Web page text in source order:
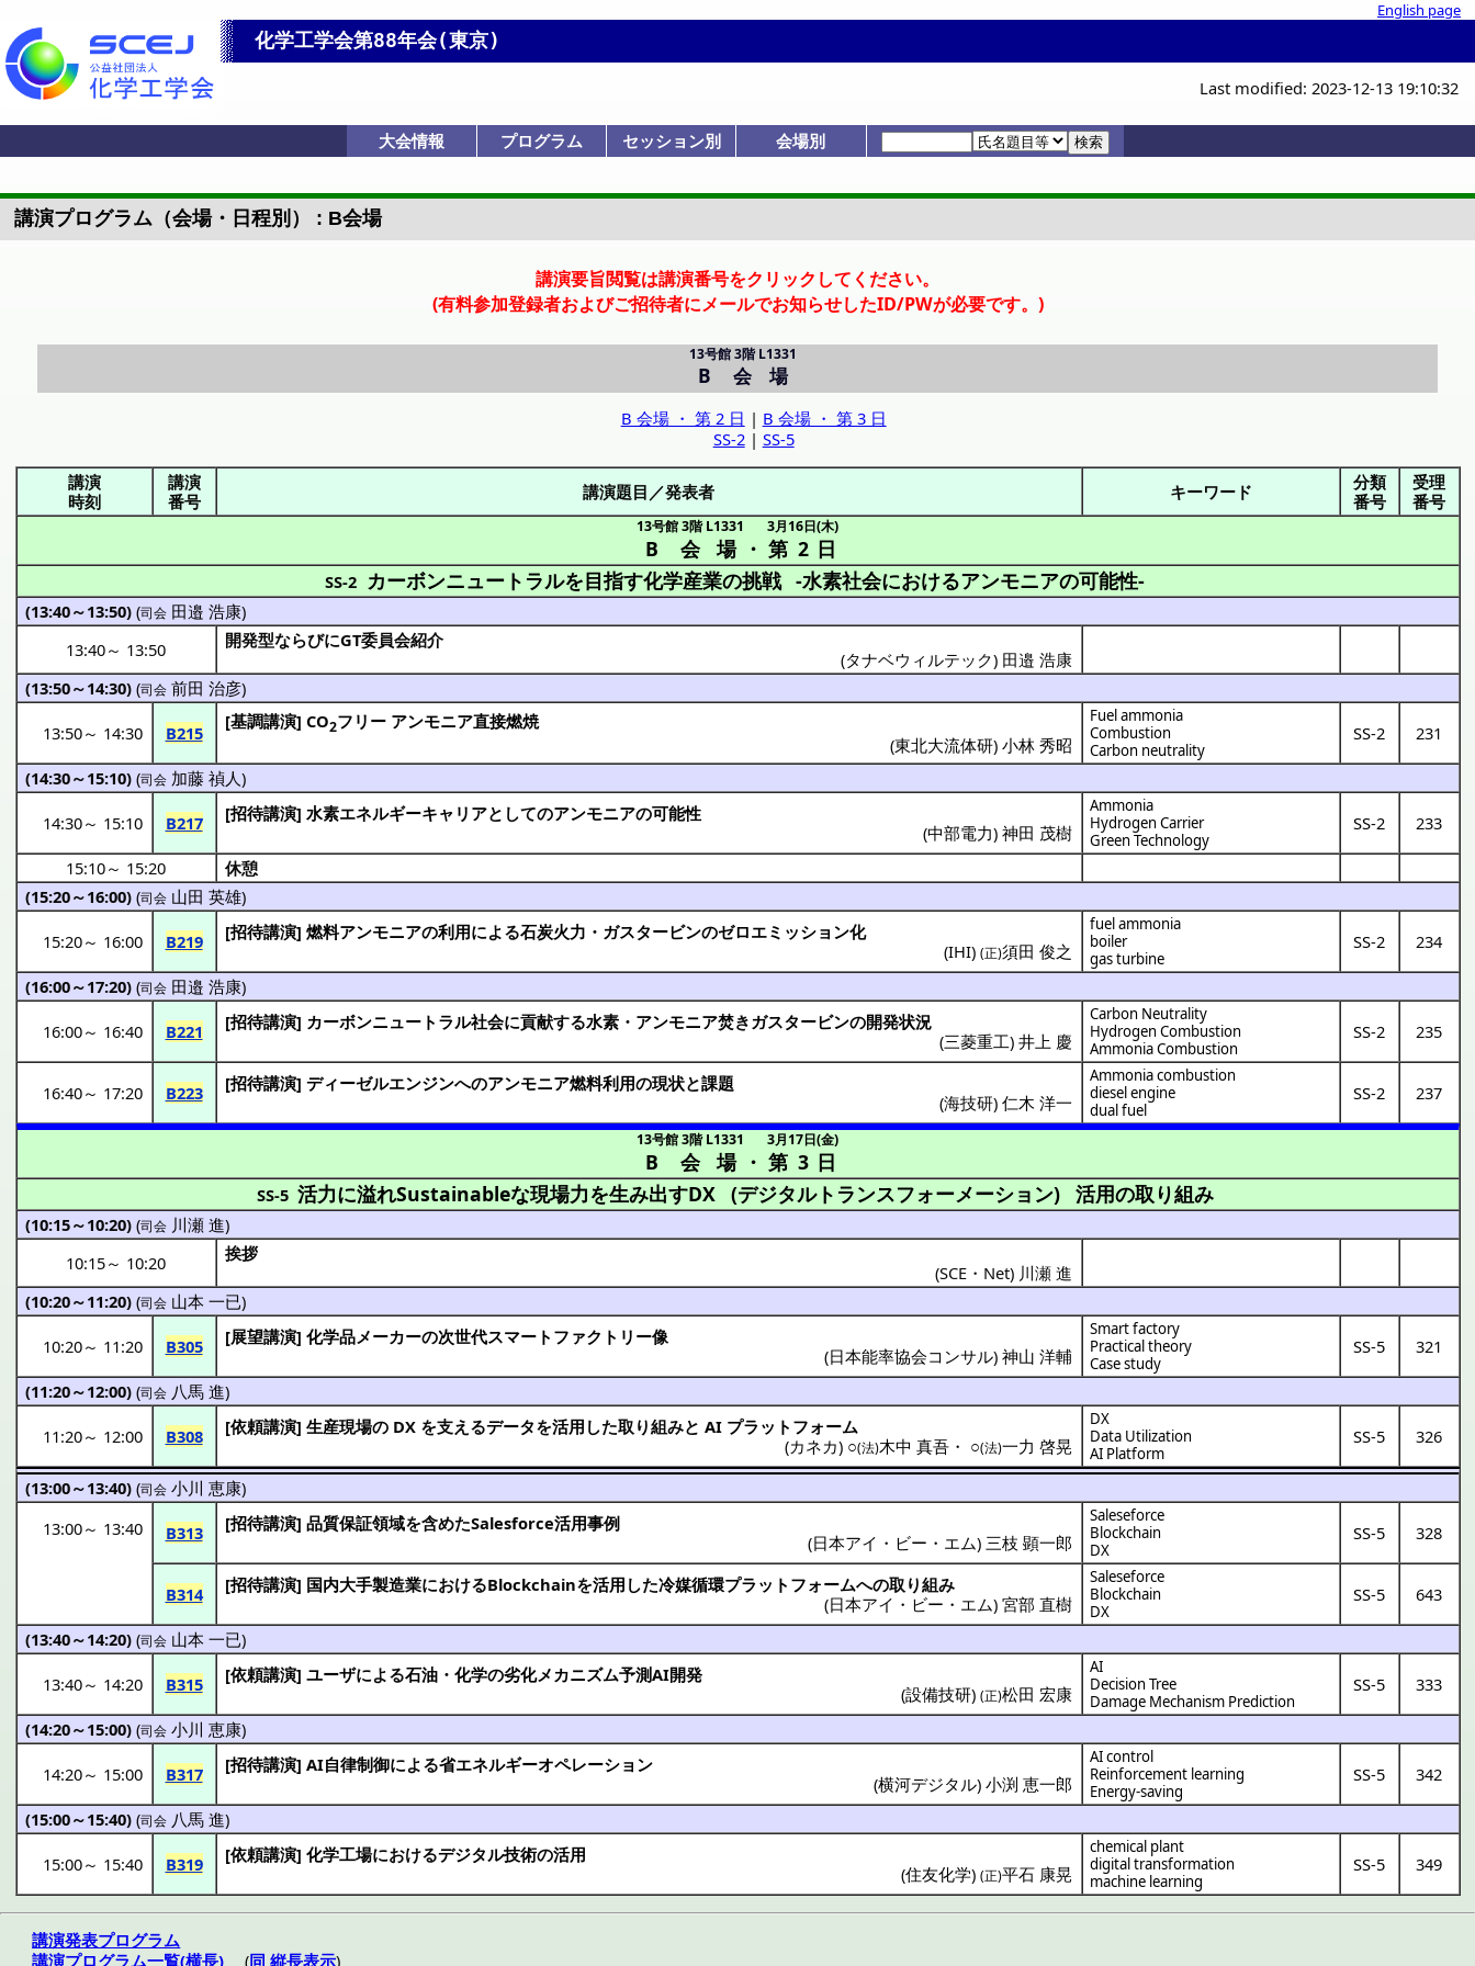
English page
化学工学会第88年会(東京)
Last modified: 2023-12-13 19:10:32
大会情報
プログラム
u
セッション別
ー)
ム
会場別
ル
講演プログラム（会場・日程別） : B会場
講演要旨閲覧は講演番号をクリックしてください。
(有料参加登録者およびご招待者にメールでお知らせしたID/PWが必要です。)
B 会場
13号館 3階 L1331
B 会場 ・ 第 2 日 | B 会場 ・ 第 3 日
SS-2| SS-5
講演
時刻
講演
番号
講演題目／発表者 キーワード
分類
番号
受理
番号
B 会場
13号館 3階 L1331
・ 第 2 日
3月16日(木)
SS-2 カーボンニュートラルを目指す化学産業の挑戦 -水素社会におけるアンモニアの可能性-
(13:40～13:50)(司会 田邉 浩康)
13:40～ 13:50
開発型ならびにGT委員会紹介
(タナベウィルテック) 田邉 浩康
(13:50～14:30)(司会 前田 治彦)
13:50～ 14:30 B215
[基調講演] CO2フリー アンモニア直接燃焼
(東北大流体研)小林 秀昭
Fuel ammonia
Combustion
Carbon neutrality
SS-2 231
(14:30～15:10)(司会 加藤 禎人)
14:30～ 15:10 B217 [招待講演] 水素エネルギーキャリアとしてのアンモニアの可能性
(中部電力)神田 茂樹
Ammonia
Hydrogen Carrier
Green Technology
SS-2 233
15:10～ 15:20
休憩
(15:20～16:00)(司会 山田 英雄)
15:20～ 16:00 B219 [招待講演] 燃料アンモニアの利用による石炭火力 ・ ガスタービンのゼロエミッション化
(IHI)(正)須田 俊之
fuel ammonia
boiler
gas turbine
SS-2 234
(16:00～17:20)(司会 田邉 浩康)
16:00～ 16:40 B221 [招待講演] カーボンニュートラル社会に貢献する水素・ アンモニア焚きガスタービンの開発状況
(三菱重工)井上 慶
Carbon Neutrality
Hydrogen Combustion
Ammonia Combustion
SS-2 235
16:40～ 17:20 B223 [招待講演] ディーゼルエンジンへのアンモニア燃料利用の現状と課題
(海技研)仁木 洋一
Ammonia combustion
diesel engine
dual fuel
SS-2 237
B 会場
13号館 3階 L1331
・ 第 3 日
3月17日(金)
SS-5 活力に溢れSustainableな現場力を生み出すDX (デジタルトランスフォーメーション) 活用の取り組み
(10:15～10:20)(司会 川瀬 進)
10:15～ 10:20
挨拶
(SCE・Net) 川瀬 進
(10:20～11:20)(司会 山本 一已)
10:20～ 11:20 B305 [展望講演] 化学品メーカーの次世代スマートファクトリー像
(日本能率協会コンサル)神山 洋輔
Smart factory
Practical theory
Case study
SS-5 321
(11:20～12:00)(司会 八馬 進)
11:20～ 12:00 B308 [依頼講演] 生産現場の DX を支えるデータを活用 した取り組みと AI プラットフォーム
(カネカ) ○(法)木中 真吾 ・ ○(法)一力 啓晃
DX
Data Utilization
AI Platform
SS-5 326
(13:00～13:40)(司会 小川 恵康)
13:00～ 13:40 B313 [招待講演] 品質保証領域を含めたSalesforce活用事例
(日本アイ・ビー・エム) 三枝 顕一郎
Saleseforce
Blockchain
DX
SS-5 328
B314 [招待講演] 国内大手製造業におけるBlockchainを活用 した冷媒循環プラットフォームへの取り組み
(日本アイ・ビー・エム)宮部 直樹
Saleseforce
Blockchain
DX
SS-5 643
(13:40～14:20)(司会 山本 一已)
13:40～ 14:20 B315 [依頼講演] ユーザによる石油・ 化学の劣化メカニズム予測AI開発
(設備技研)(正)松田 宏康
AI
Decision Tree
Damage Mechanism Prediction
SS-5 333
(14:20～15:00)(司会 小川 恵康)
14:20～ 15:00 B317 [招待講演] AI自律制御による省エネルギーオペレーション
(横河デジタル)小渕 恵一郎
AI control
Reinforcement learning
Energy-saving
SS-5 342
(15:00～15:40)(司会 八馬 進)
15:00～ 15:40 B319 [依頼講演] 化学工場におけるデジタル技術の活用
(住友化学)(正)平石 康晃
chemical plant
digital transformation
machine learning
SS-5 349
講演発表プログラム
講演プログラム一覧(横長) (同 縦長表示)